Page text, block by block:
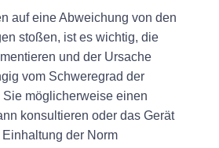
auf eine Abweichung von den
stoßen, ist es wichtig, die
und der Ursache
vom Schweregrad der
möglicherweise einen
konsultieren oder das Gerät
der Norm